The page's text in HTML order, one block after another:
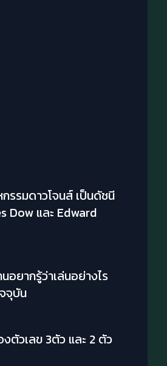
รรมดาวโจนส์ เป็นดัชนี
Dow และ Edward
อยากรู้ว่าเล่นอย่างไร
จุบัน
ตัวเลข 3ตัว และ 2 ตัว